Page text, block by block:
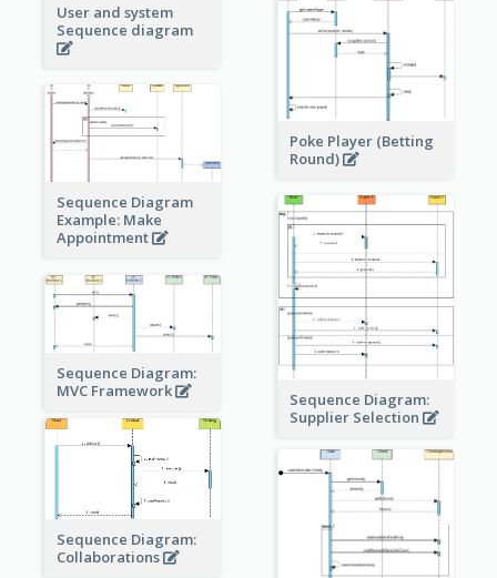
User and system
Sequence diagram
Poke Player (Betting
Round)
Sequence Diagram
Example: Make
Appointment
Sequence Diagram:
Supplier Selection
Sequence Diagram:
MVC Framework
Sequence Diagram:
Collaborations